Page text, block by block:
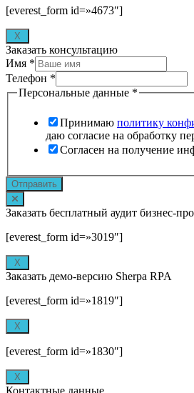
[everest_form id=»4673″]
X
Заказать консультацию
Имя *
Телефон *
Персональные данные *
Принимаю политику
даю согласие на обработку
Согласен на получение
Отправить
Заказать бесплатный аудит бизнес-
[everest_form id=»3019″]
X
Заказать демо-версию Sherpa RPA
[everest_form id=»1819″]
X
[everest_form id=»1830″]
X
Контактные данные